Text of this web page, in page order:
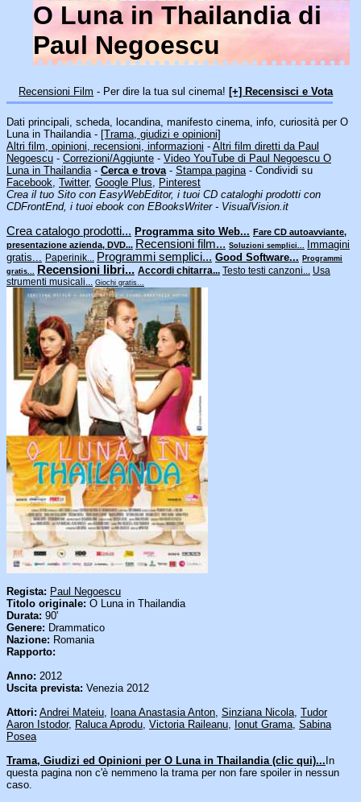
O Luna in Thailandia di
Paul Negoescu
Recensioni Film - Per dire la tua sul cinema! [+] Recensisci e Vota
Dati principali, scheda, locandina, manifesto cinema, info, curiosità per O
Luna in Thailandia - [Trama, giudizi e opinioni]
Altri film, opinioni, recensioni, informazioni - Altri film diretti da Paul
Negoescu - Correzioni/Aggiunte - Video YouTube di Paul Negoescu O
Luna in Thailandia- Cerca e trova - Stampa pagina- Condividi su
Facebook, Twitter, Google Plus, Pinterest
Crea il tuo Sito con EasyWebEditor, i tuoi CD cataloghi prodotti con
CDFrontEnd, i tuoi ebook con EBooksWriter - VisualVision.it
Crea catalogo prodotti... Programma sito Web... Fare CD autoavviante,
presentazione azienda, DVD... Recensioni film... Soluzioni semplici...
Immagini
gratis... Paperinik... Programmi semplici... Good Software...
Programmi
gratis...
Recensioni libri... Accordi chitarra... Testo testi canzoni... Usa
strumenti musicali... Giochi gratis...
Regista: Paul Negoescu
Titolo originale: O Luna in Thailandia
Durata: 90'
Genere: Drammatico
Nazione: Romania
Rapporto:
Anno: 2012
Uscita prevista: Venezia 2012
Attori: Andrei Mateiu, Ioana Anastasia Anton, Sinziana Nicola, Tudor
Aaron Istodor, Raluca Aprodu, Victoria Raileanu, Ionut Grama, Sabina
Posea
Trama, Giudizi ed Opinioni per O Luna in Thailandia (clic qui)... In
questa pagina non c'è nemmeno la trama per non fare spoiler in nessun
caso.